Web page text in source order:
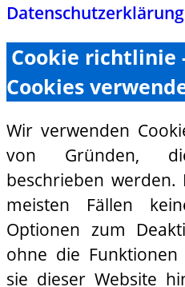
Cookie richtlinie
Cookies
Wir verwenden
von Gründen,
beschrieben
meisten Fällen
Optionen zum
ohne die
sie dieser Website